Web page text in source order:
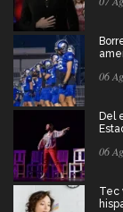
06
Del
06
Tec